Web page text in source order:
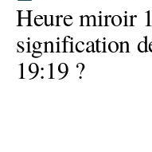
Heure miroir
signification
19:19 ?